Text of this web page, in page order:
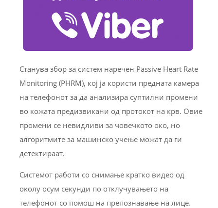
Станува збор за систем наречен Passive Heart Rate
Monitoring (PHRM), кој ја користи предната камера
на телефонот за да анализира суптилни промени
во кожата предизвикани од протокот на крв. Овие
промени се невидливи за човечкото око, но
алгоритмите за машинско учење можат да ги
детектираат.
Системот работи со снимање кратко видео од
околу осум секунди по отклучувањето на
телефонот со помош на препознавање на лице.